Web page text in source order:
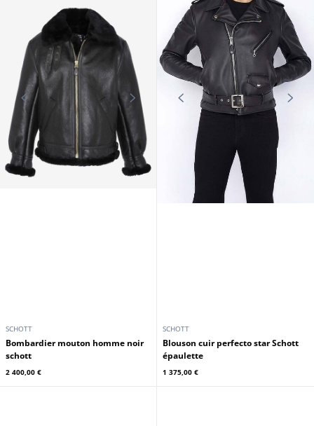
SCHOTT
Bombardier mouton homme noir
schott
2 400,00 €
SCHOTT
Blouson cuir perfecto star Schott
épaulette
1 375,00 €